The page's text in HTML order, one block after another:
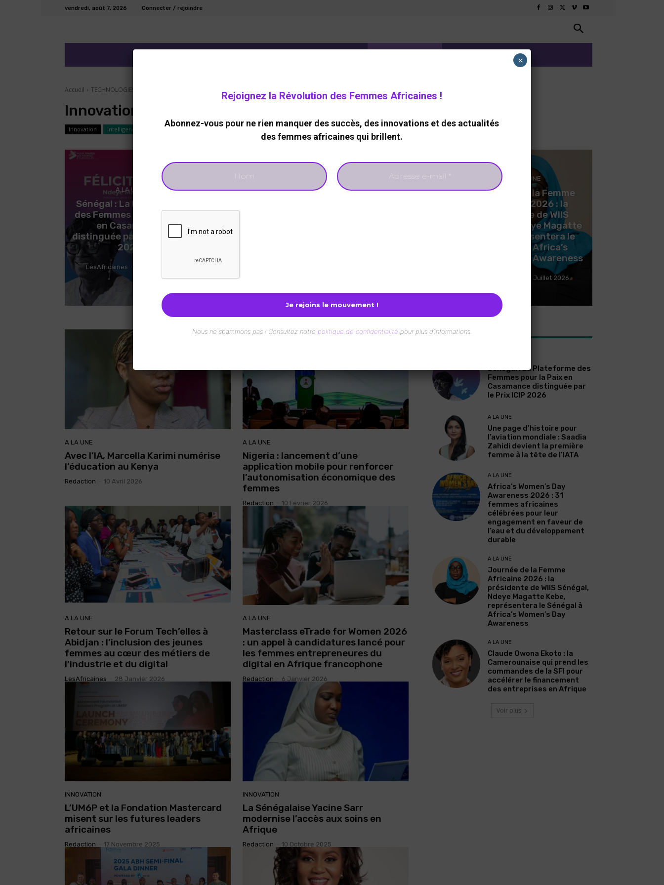
vendredi, août 7, 2026 Connecter / rejoindre
Accueil TECHNOLOGIES
Innovation
Innovation Intelligence Artificielle Télécoms
A LA UNE
Sénégal : La Plateforme
des Femmes pour la Paix
en Casamance
distinguée par le Prix ICIP
2026
LesAfricaines -
A LA UNE
l’aviation mondiale :
première femme à la tête
A LA UNE
Africa’s Women’s Day
A LA UNE
Journée de la Femme
Africaine 2026 : la
présidente de WIIS
Sénégal, Ndeye Magatte
Kebe, représentera le
Sénégal à Africa’s
Women’s Day Awareness
23 Juillet 2026
A LA UNE
Avec l’IA, Marcella Karimi numérise
l’éducation au Kenya
Redaction 10 Avril 2026
A LA UNE
Nigeria : lancement d’une
application mobile pour renforcer
l’autonomisation économique des
femmes
Redaction 10 Février 2026
A LA UNE
Retour sur le Forum Tech’elles à
Abidjan : l’inclusion des jeunes
femmes au cœur des métiers de
l’industrie et du digital
LesAfricaines 28 Janvier 2026
A LA UNE
Masterclass eTrade for Women 2026
: un appel à candidatures lancé pour
les femmes entrepreneures du
digital en Afrique francophone
Redaction 6 Janvier 2026
INNOVATION
L’UM6P et la Fondation Mastercard
misent sur les futures leaders
africaines
Redaction 17 Novembre 2025
INNOVATION
La Sénégalaise Yacine Sarr
modernise l’accès aux soins en
Afrique
Redaction 10 Octobre 2025
DERNIERS ARTICLES
Sénégal : La Plateforme des
Femmes pour la Paix en
Casamance distinguée par
le Prix ICIP 2026
A LA UNE
Une page d’histoire pour
l’aviation mondiale : Saadia
Zahidi devient la première
femme à la tête de l’IATA
A LA UNE
Africa’s Women’s Day
Awareness 2026 : 31
femmes africaines
célébrées pour leur
engagement en faveur de
l’eau et du développement
durable
A LA UNE
Journée de la Femme
Africaine 2026 : la
présidente de WIIS Sénégal,
Ndeye Magatte Kebe,
représentera le Sénégal à
Africa’s Women’s Day
Awareness
A LA UNE
Claude Owona Ekoto : la
Camerounaise qui prend les
commandes de la SFI pour
accélérer le financement
des entreprises en Afrique
Voir plus
Rejoignez la Révolution des Femmes Africaines !
Abonnez-vous pour ne rien manquer des succès, des innovations et des actualités
des femmes africaines qui brillent.
Nous ne spammons pas ! Consultez notre politique de confidentialité pour plus d’informations.
×